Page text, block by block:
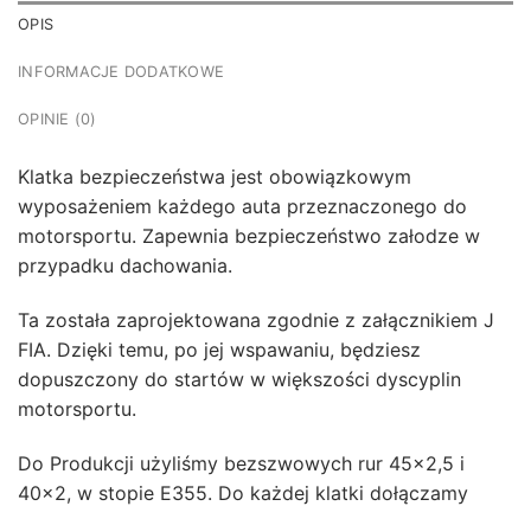
OPIS
INFORMACJE DODATKOWE
OPINIE (0)
Klatka bezpieczeństwa jest obowiązkowym
wyposażeniem każdego auta przeznaczonego do
motorsportu. Zapewnia bezpieczeństwo załodze w
przypadku dachowania.
Ta została zaprojektowana zgodnie z załącznikiem J
FIA. Dzięki temu, po jej wspawaniu, będziesz
dopuszczony do startów w większości dyscyplin
motorsportu.
Do Produkcji użyliśmy bezszwowych rur 45×2,5 i
40×2, w stopie E355. Do każdej klatki dołączamy